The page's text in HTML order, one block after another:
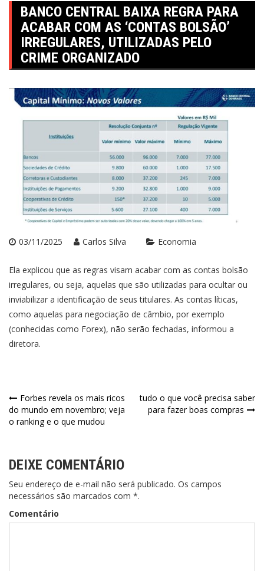
BANCO CENTRAL BAIXA REGRA PARA
ACABAR COM AS ‘CONTAS BOLSÃO’
IRREGULARES, UTILIZADAS PELO
CRIME ORGANIZADO
03/11/2025 Carlos Silva Economia
Ela explicou que as regras visam acabar com as contas bolsão
irregulares, ou seja, aquelas que são utilizadas para ocultar ou
inviabilizar a identificação de seus titulares. As contas líticas,
como aquelas para negociação de câmbio, por exemplo
(conhecidas como Forex), não serão fechadas, informou a
diretora.
Navegação
de
Forbes revela os mais ricos
do mundo em novembro; veja
o ranking e o que mudou
tudo o que você precisa saber
para fazer boas compras
DEIXE COMENTÁRIO
Seu endereço de e-mail não será publicado. Os campos
necessários são marcados com *.
Comentário